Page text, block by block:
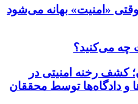
وقتی «امنیت» بهانه می‌شود
چه می‌کنید؟
کشف رخنه امنیتی در
و دادگاه‌ها توسط محققان